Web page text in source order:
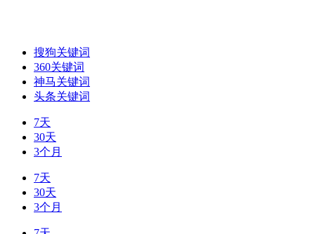
搜狗关键词
360关键词
神马关键词
头条关键词
7天
30天
3个月
7天
30天
3个月